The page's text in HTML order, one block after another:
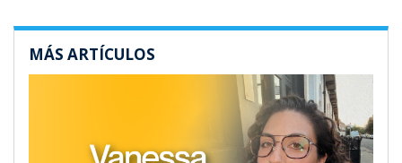
MÁS ARTÍCULOS